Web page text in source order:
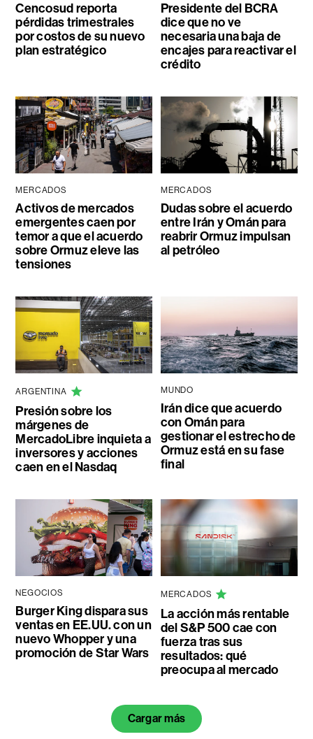
Cencosud reporta
pérdidas trimestrales
por costos de su nuevo
plan estratégico
Presidente del BCRA
dice que no ve
necesaria una baja de
encajes para reactivar el
crédito
MERCADOS
Activos de mercados
emergentes caen por
temor a que el acuerdo
sobre Ormuz eleve las
tensiones
MERCADOS
Dudas sobre el acuerdo
entre Irán y Omán para
reabrir Ormuz impulsan
al petróleo
ARGENTINA
Presión sobre los
márgenes de
MercadoLibre inquieta a
inversores y acciones
caen en el Nasdaq
MUNDO
Irán dice que acuerdo
con Omán para
gestionar el estrecho de
Ormuz está en su fase
final
NEGOCIOS
Burger King dispara sus
ventas en EE.UU. con un
nuevo Whopper y una
promoción de Star Wars
MERCADOS
La acción más rentable
del S&P 500 cae con
fuerza tras sus
resultados: qué
preocupa al mercado
Cargar más